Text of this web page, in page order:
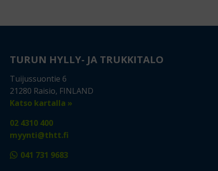
TURUN HYLLY- JA TRUKKITALO
Tuijussuontie 6
21280 Raisio, FINLAND
Katso kartalla »
02 4310 400
myynti@thtt.fi
041 731 9683